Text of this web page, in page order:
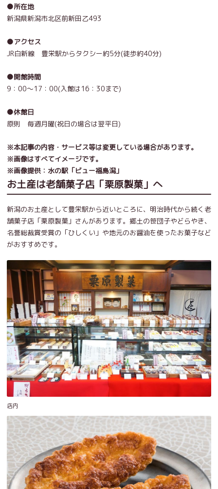
●所在地
新潟県新潟市北区前新田乙493
●アクセス
JR白新線 豊栄駅からタクシー約5分(徒歩約40分)
●開館時間
9：00～17：00(入館は16：30まで)
●休館日
原則 毎週月曜(祝日の場合は翌平日)
※本記事の内容・サービス等は変更している場合があります。
※画像はすべてイメージです。
※画像提供：水の駅「ビュー福島潟」
お土産は老舗菓子店「栗原製菓」へ
新潟のお土産として豊栄駅から近いところに、明治時代から続く老
舗菓子店「栗原製菓」さんがあります。郷土の笹団子やどらやき、
名誉総裁賞受賞の「ひしくい」や地元のお醤油を使ったお菓子など
がおすすめです。
店内